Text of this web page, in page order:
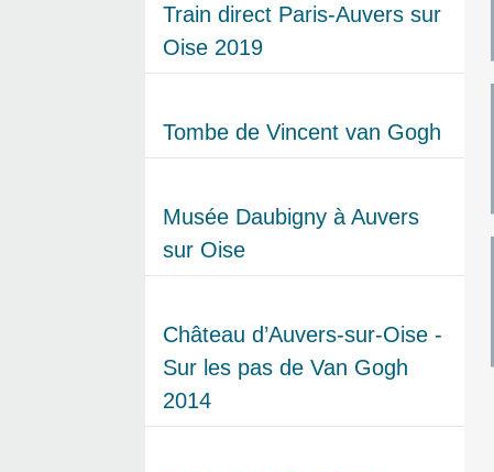
Train direct Paris-Auvers sur
Oise 2019
Tombe de Vincent van Gogh
Musée Daubigny à Auvers
sur Oise
Château d’Auvers-sur-Oise -
Sur les pas de Van Gogh
2014